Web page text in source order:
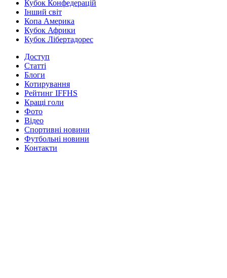
Кубок Конфедерацій
Інший світ
Копа Америка
Кубок Африки
Кубок Лібертадорес
Доступ
Статті
Блоги
Котирування
Рейтинг IFFHS
Кращі голи
Фото
Відео
Спортивні новини
Футбольні новини
Контакти